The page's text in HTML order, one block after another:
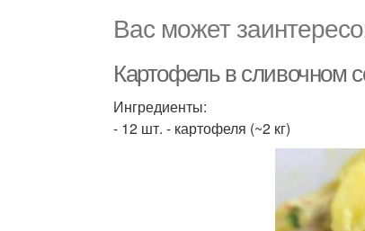
Вас может
Картофель в сливочном
Ингредиенты:
- 12 шт. - картофеля (~2 кг)